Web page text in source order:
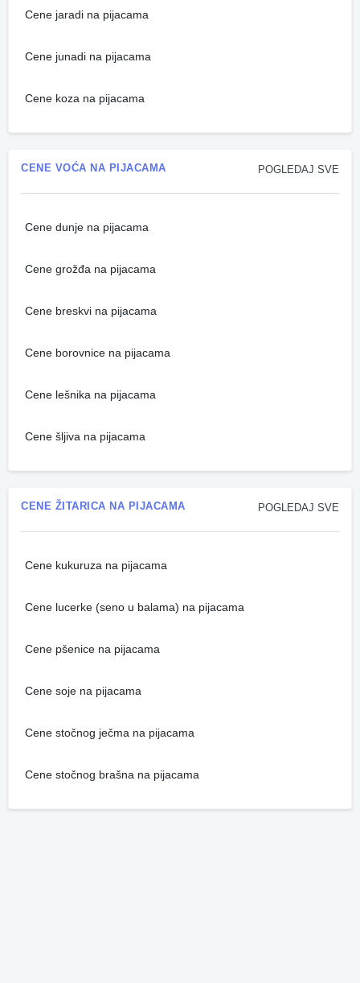
Cene jaradi na pijacama
Cene junadi na pijacama
Cene koza na pijacama
POGLEDAJ SVE
CENE VOĆA NA PIJACAMA
Cene dunje na pijacama
Cene grožđa na pijacama
Cene breskvi na pijacama
Cene borovnice na pijacama
Cene lešnika na pijacama
Cene šljiva na pijacama
POGLEDAJ SVE
CENE ŽITARICA NA PIJACAMA
Cene kukuruza na pijacama
Cene lucerke (seno u balama) na pijacama
Cene pšenice na pijacama
Cene soje na pijacama
Cene stočnog ječma na pijacama
Cene stočnog brašna na pijacama